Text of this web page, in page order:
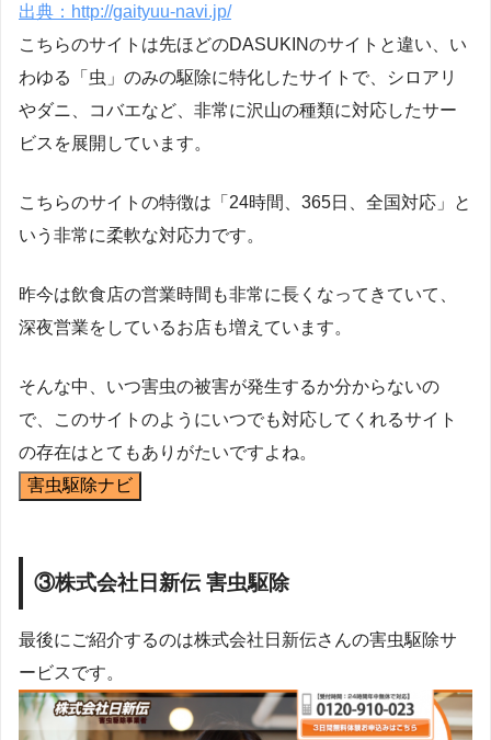
出典：http://gaityuu-navi.jp/
こちらのサイトは先ほどのDASUKINのサイトと違い、い
わゆる「虫」のみの駆除に特化したサイトで、シロアリ
やダニ、コバエなど、非常に沢山の種類に対応したサー
ビスを展開しています。
こちらのサイトの特徴は「24時間、365日、全国対応」と
いう非常に柔軟な対応力です。
昨今は飲食店の営業時間も非常に長くなってきていて、
深夜営業をしているお店も増えています。
そんな中、いつ害虫の被害が発生するか分からないの
で、このサイトのようにいつでも対応してくれるサイト
の存在はとてもありがたいですよね。
害虫駆除ナビ
③株式会社日新伝 害虫駆除
最後にご紹介するのは株式会社日新伝さんの害虫駆除サ
ービスです。